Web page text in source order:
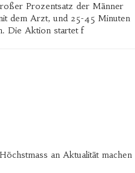
Prozentsatz der Männer
dem Arzt, und 25-45 Minuten
Die Aktion startet f
an Aktualität machen